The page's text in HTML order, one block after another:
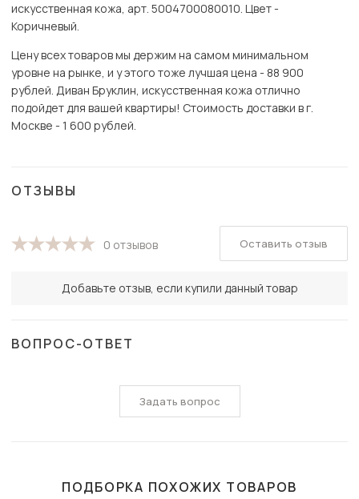
искусственная кожа, арт. 5004700080010. Цвет -
Коричневый.
Цену всех товаров мы держим на самом минимальном
уровне на рынке, и у этого тоже лучшая цена - 88 900
рублей. Диван Бруклин, искусственная кожа отлично
подойдет для вашей квартиры! Стоимость доставки в г.
Москве - 1 600 рублей.
ОТЗЫВЫ
0 отзывов
Добавьте отзыв, если купили данный товар
Оставить отзыв
ВОПРОС-ОТВЕТ
Задать вопрос
ПОДБОРКА ПОХОЖИХ ТОВАРОВ